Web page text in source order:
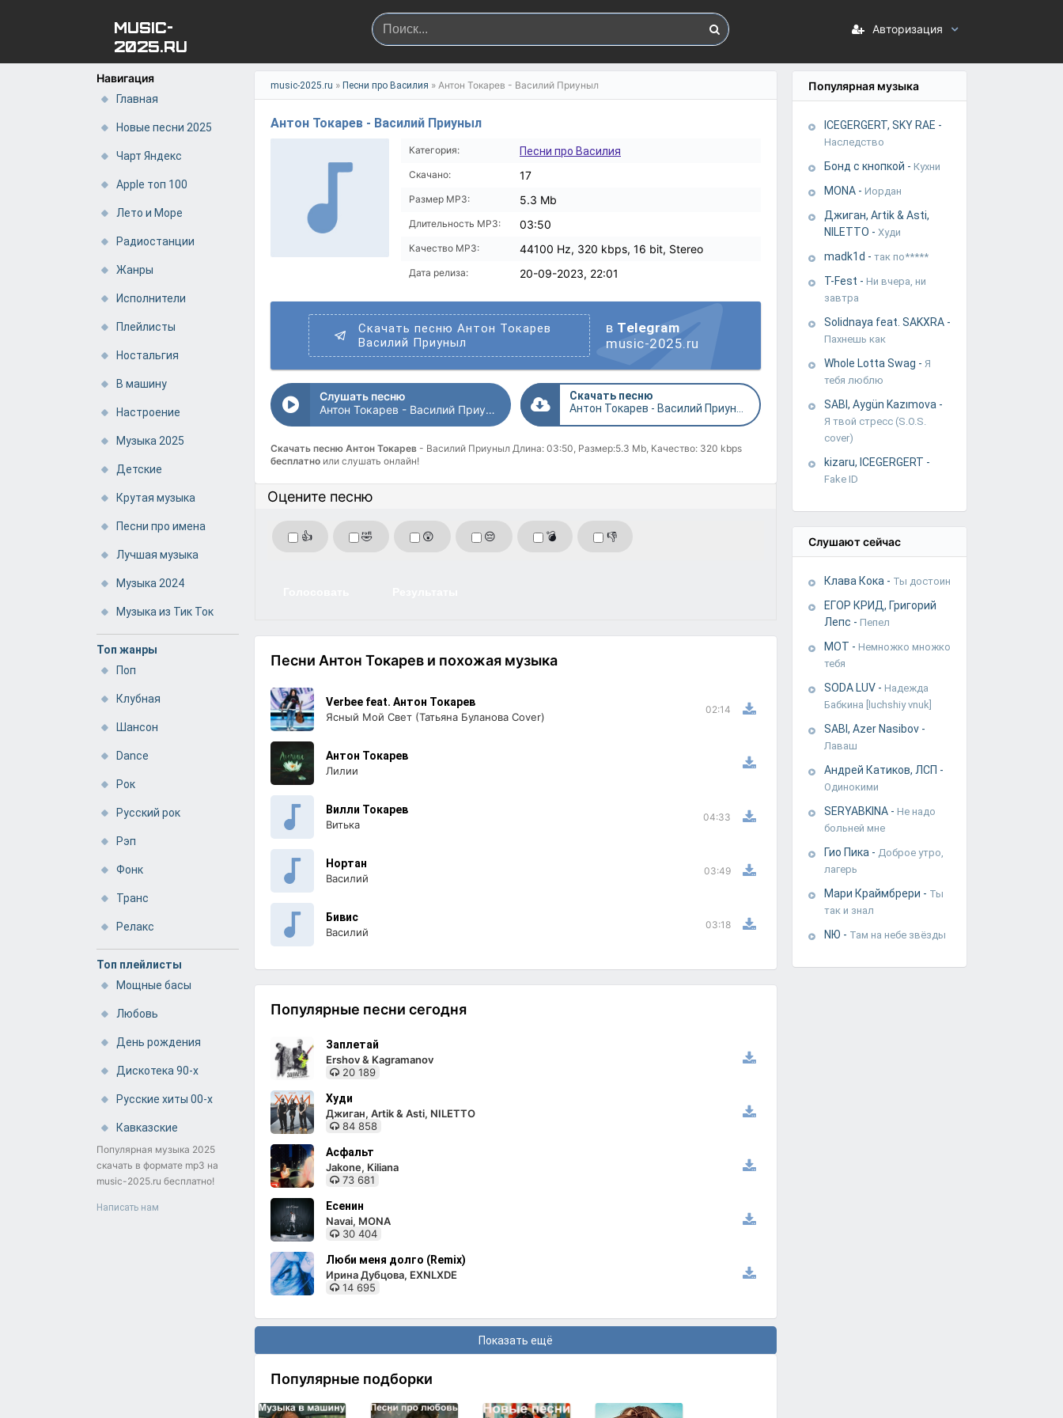
MUSIC-
2025.RU
Авторизация
Навигация
Главная
Новые песни 2025
Чарт Яндекс
Apple топ 100
Лето и Море
Радиостанции
Жанры
Исполнители
Плейлисты
Ностальгия
В машину
Настроение
Музыка 2025
Детские
Крутая музыка
Песни про имена
Лучшая музыка
Музыка 2024
Музыка из Тик Ток
Топ жанры
Поп
Клубная
Шансон
Dance
Рок
Русский рок
Рэп
Фонк
Транс
Релакс
Топ плейлисты
Мощные басы
Любовь
День рождения
Дискотека 90-х
Русские хиты 00-х
Кавказские
Популярная музыка 2025
скачать в формате mp3 на
music-2025.ru бесплатно!
Написать нам
music-2025.ru » Песни про Василия » Антон Токарев - Василий Приуныл
Антон Токарев - Василий Приуныл
Категория: Песни про Василия
Скачано: 17
Размер MP3: 5.3 Mb
Длительность MP3: 03:50
Качество MP3: 44100 Hz, 320 kbps, 16 bit, Stereo
Дата релиза: 20-09-2023, 22:01
Скачать песню Антон Токарев
Василий Приуныл
в Telegram
music-2025.ru
Слушать песню
Антон Токарев - Василий Приуныл
Скачать песню
Скачать песню Антон Токарев - Василий Приуныл Длина: 03:50, Размер:5.3 Mb, Качество: 320 kbps
бесплатно или слушать онлайн!
Оцените песню
👍 🤣 😲 😔 💣 👎
Песни Антон Токарев и похожая музыка
Verbee feat. Антон Токарев
Ясный Мой Свет (Татьяна Буланова Cover)
02:14
Антон Токарев
Лилии
Вилли Токарев
Витька
04:33
Нортан
Василий
03:49
Бивис
Василий
03:18
Популярные песни сегодня
Заплетай
Ershov & Kagramanov
20 189
Худи
Джиган, Artik & Asti, NILETTO
84 858
Асфальт
Jakone, Kiliana
73 681
Есенин
Navai, MONA
30 404
Люби меня долго (Remix)
Ирина Дубцова, EXNLXDE
14 695
Показать ещё
Популярные подборки
Популярная музыка
ICEGERGERT, SKY RAE -
Наследство
Бонд с кнопкой - Кухни
MONA - Иордан
Джиган, Artik & Asti,
NILETTO - Худи
madk1d - так по*****
T-Fest - Ни вчера, ни
завтра
Solidnaya feat. SAKXRA -
Пахнешь как
Whole Lotta Swag - Я
тебя люблю
SABI, Aygün Kazımova -
Я твой стресс (S.O.S.
cover)
kizaru, ICEGERGERT -
Fake ID
Слушают сейчас
Клава Кока - Ты достоин
ЕГОР КРИД, Григорий
Лепс - Пепел
МОТ - Немножко множко
тебя
SODA LUV - Надежда
Бабкина [luchshiy vnuk]
SABI, Azer Nasibov -
Лаваш
Андрей Катиков, ЛСП -
Одинокими
SERYABKINA - Не надо
больней мне
Гио Пика - Доброе утро,
лагерь
Мари Краймбрери - Ты
так и знал
NЮ - Там на небе звёзды